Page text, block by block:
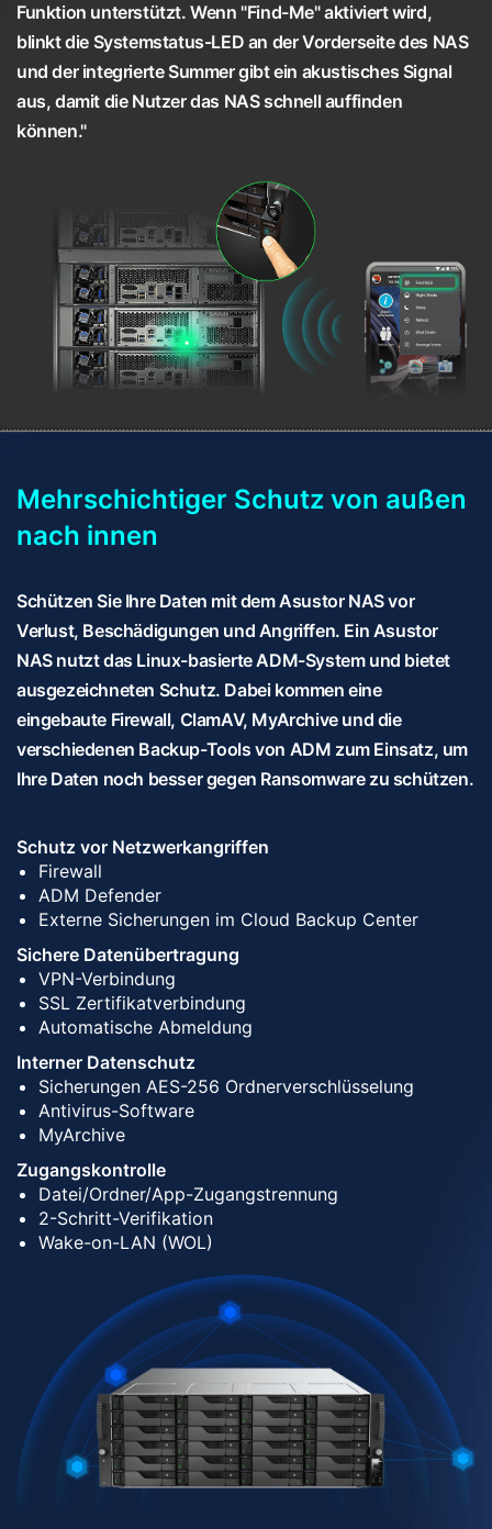
Funktion unterstützt. Wenn "Find-Me" aktiviert wird,
blinkt die Systemstatus-LED an der Vorderseite des NAS
und der integrierte Summer gibt ein akustisches Signal
aus, damit die Nutzer das NAS schnell auffinden
können."
Mehrschichtiger Schutz von außen
nach innen
Schützen Sie Ihre Daten mit dem Asustor NAS vor
Verlust, Beschädigungen und Angriffen. Ein Asustor
NAS nutzt das Linux-basierte ADM-System und bietet
ausgezeichneten Schutz. Dabei kommen eine
eingebaute Firewall, ClamAV, MyArchive und die
verschiedenen Backup-Tools von ADM zum Einsatz, um
Ihre Daten noch besser gegen Ransomware zu schützen.
Schutz vor Netzwerkangriffen
Firewall
ADM Defender
Externe Sicherungen im Cloud Backup Center
Sichere Datenübertragung
VPN-Verbindung
SSL Zertifikatverbindung
Automatische Abmeldung
Interner Datenschutz
Sicherungen AES-256 Ordnerverschlüsselung
Antivirus-Software
MyArchive
Zugangskontrolle
Datei/Ordner/App-Zugangstrennung
2-Schritt-Verifikation
Wake-on-LAN (WOL)